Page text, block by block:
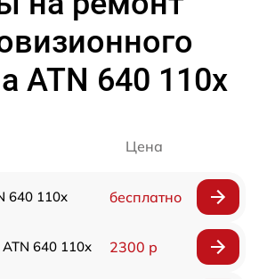
ATN 640 110x
Цена
640 110x бесплатно
640 110x 2300 р